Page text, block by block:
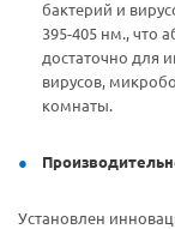
бактерий и
395-405 нм., что
достаточно для
вирусов,
комнаты.
Установлен